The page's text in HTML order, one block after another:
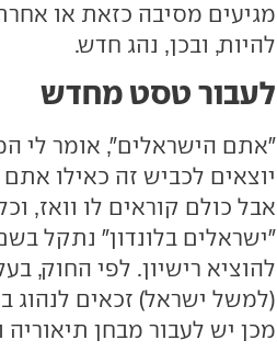
מגיעים מסיבה כזאת או
להיות, ובכן, נהג חדש.
לעבור טסט מחדש
"אתם הישראלים", אומר לי
יוצאים לכביש זה כאילו
אבל כולם קוראים לו וואז,
"ישראלים בלונדון" נתקל
להוציא רישיון. לפי החוק,
(למשל ישראל) זכאים
מכן יש לעבור מבחן תיאוריה